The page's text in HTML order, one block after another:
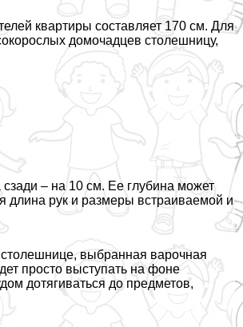
квартиры составляет 170 см. Для
домочадцев столешницу,
– на 10 см. Ее глубина может
длина рук и размеры встраиваемой и
столешнице, выбранная варочная
просто выступать на фоне
дотягиваться до предметов,